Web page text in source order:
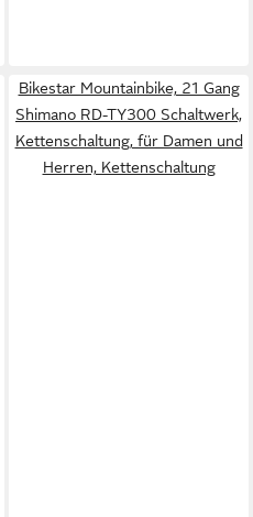
Bikestar Mountainbike, 21 Gang
Shimano RD-TY300 Schaltwerk,
Kettenschaltung, für Damen und
Herren, Kettenschaltung